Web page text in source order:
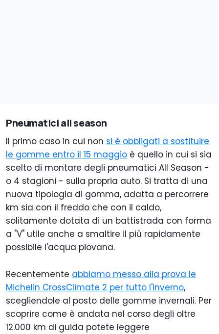
Pneumatici all season
Il primo caso in cui non si è obbligati a sostituire
le gomme entro il 15 maggio è quello in cui si sia
scelto di montare degli pneumatici All Season -
o 4 stagioni - sulla propria auto. Si tratta di una
nuova tipologia di gomma, adatta a percorrere
km sia con il freddo che con il caldo,
solitamente dotata di un battistrada con forma
a "V" utile anche a smaltire il più rapidamente
possibile l'acqua piovana.
Recentemente abbiamo messo alla prova le
Michelin CrossClimate 2 per tutto l'inverno,
scegliendole al posto delle gomme invernali. Per
scoprire come è andata nel corso degli oltre
12.000 km di guida potete leggere